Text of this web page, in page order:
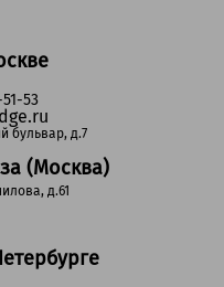
53
бульвар, д.7
(Москва)
д.61